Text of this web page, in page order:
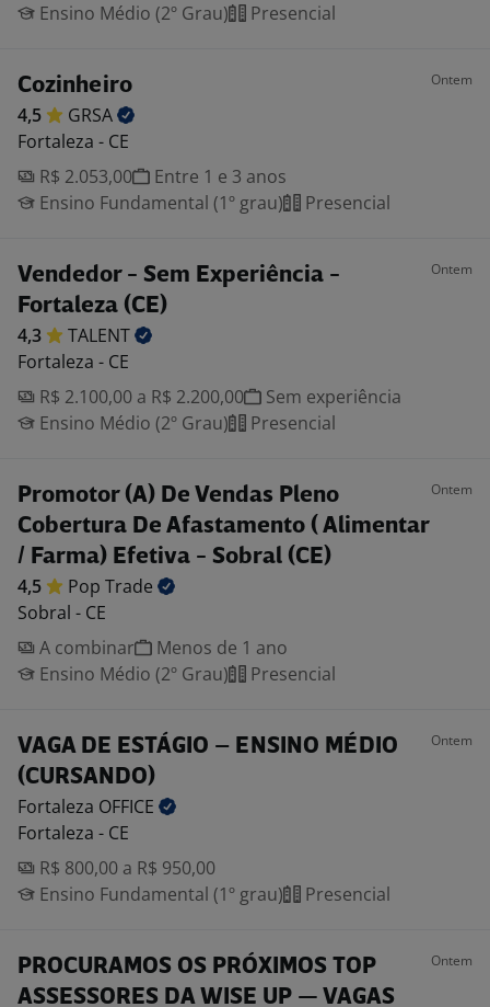
Ensino Médio (2º Grau)
Presencial
Cozinheiro Ontem
4,5
GRSA
Fortaleza - CE
R$ 2.053,00
Entre 1 e 3 anos
Ensino Fundamental (1º grau)
Presencial
Vendedor - Sem Experiência -
Fortaleza (CE)
Ontem
4,3
TALENT
Fortaleza - CE
R$ 2.100,00 a R$ 2.200,00
Sem experiência
Ensino Médio (2º Grau)
Presencial
Promotor (A) De Vendas Pleno
Cobertura De Afastamento ( Alimentar
/ Farma) Efetiva - Sobral (CE)
Ontem
4,5 Pop Trade
Sobral - CE
A combinar
Menos de 1 ano
Ensino Médio (2º Grau)
Presencial
VAGA DE ESTÁGIO – ENSINO MÉDIO
(CURSANDO)
Ontem
Fortaleza OFFICE
Fortaleza - CE
R$ 800,00 a R$ 950,00
Ensino Fundamental (1º grau)
Presencial
PROCURAMOS OS PRÓXIMOS TOP
ASSESSORES DA WISE UP — VAGAS
Ontem